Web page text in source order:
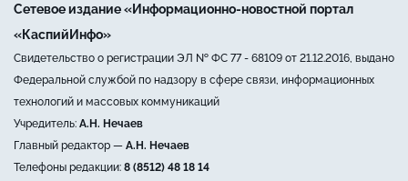
Сетевое издание «Информационно-новостной портал
«КаспийИнфо»
Свидетельство о регистрации ЭЛ № ФС 77 - 68109 от 21.12.2016, выдано
Федеральной службой по надзору в сфере связи, информационных
технологий и массовых коммуникаций
Учредитель: А.Н. Нечаев
Главный редактор — А.Н. Нечаев
Телефоны редакции: 8 (8512) 48 18 14